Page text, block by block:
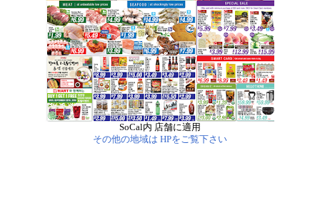
SoCal内 店舗に適用
その他の地域は HPをご覧下さい